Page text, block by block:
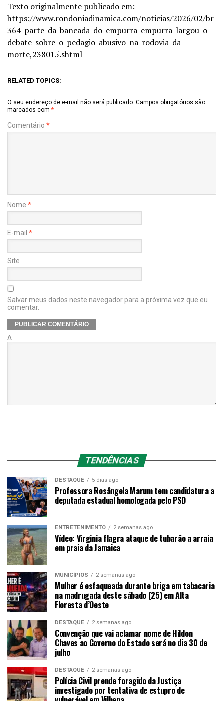
Texto originalmente publicado em:
https://www.rondoniadinamica.com/noticias/2026/02/br-
364-parte-da-bancada-do-empurra-empurra-largou-o-
debate-sobre-o-pedagio-abusivo-na-rodovia-da-
morte,238015.shtml
RELATED TOPICS:
O seu endereço de e-mail não será publicado. Campos obrigatórios são
marcados com *
Comentário *
Nome *
E-mail *
Site
Salvar meus dados neste navegador para a próxima vez que eu
comentar.
Δ
TENDÊNCIAS
DESTAQUE 5 dias ago
Professora Rosângela Marum tem candidatura a
deputada estadual homologada pelo PSD
ENTRETENIMENTO 2 semanas ago
Vídeo: Virginia flagra ataque de tubarão a arraia
em praia da Jamaica
MUNICÍPIOS 2 semanas ago
Mulher é esfaqueada durante briga em tabacaria
na madrugada deste sábado (25) em Alta
Floresta d’Oeste
DESTAQUE 2 semanas ago
Convenção que vai aclamar nome de Hildon
Chaves ao Governo do Estado será no dia 30 de
julho
DESTAQUE 2 semanas ago
Polícia Civil prende foragido da Justiça
investigado por tentativa de estupro de